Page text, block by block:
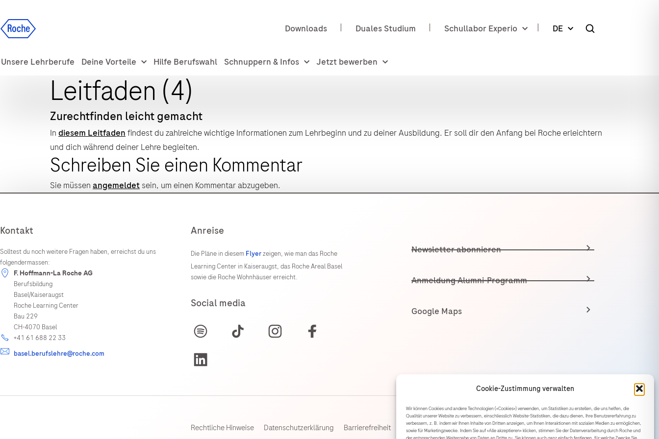
Cookie-Zustimmung verwalten
Wir können Cookies und andere Technologien («Cookies») verwenden, um Statistiken zu erstellen, die uns helfen, die
Qualität unserer Website zu verbessern, einschliesslich Website-Statistiken, die dazu dienen, Ihre Benutzererfahrung zu
verbessern, z. B. indem wir Ihnen Inhalte von Dritten anzeigen, um Ihnen Interaktionen mit sozialen Medien zu ermöglichen,
sowie für Marketingzwecke. Indem Sie auf «Alle akzeptieren» klicken, stimmen Sie der Datenverarbeitung durch Roche und
Downloads Duales Studium Schullabor Experio DE
Unsere Lehrberufe Deine Vorteile Hilfe Berufswahl Schnuppern & Infos Jetzt bewerben
Leitfaden (4)
Zurechtfinden leicht gemacht
In diesem Leitfaden findest du zahlreiche wichtige Informationen zum Lehrbeginn und zu deiner Ausbildung. Er soll dir den Anfang bei Roche erleichtern
und dich während deiner Lehre begleiten.
Schreiben Sie einen Kommentar
Sie müssen angemeldet sein, um einen Kommentar abzugeben.
Kontakt
Solltest du noch weitere Fragen haben, erreichst du uns
folgendermassen:
F. Hoffmann-La Roche AG
Berufsbildung
Basel/Kaiseraugst
Roche Learning Center
Bau 229
CH-4070 Basel
+41 61 688 22 33
basel.berufslehre@roche.com
Anreise
Die Pläne in diesem Flyerzeigen, wie man das Roche
Learning Center in Kaiseraugst, das Roche Areal Basel
sowie die Roche Wohnhäuser erreicht.
Social media
Newsletter abonnieren
Anmeldung Alumni-Programm
Google Maps
Rechtliche Hinweise Datenschutzerklärung Barrierefreiheit Cookie-Richtlinie Cookie-Einstellungen